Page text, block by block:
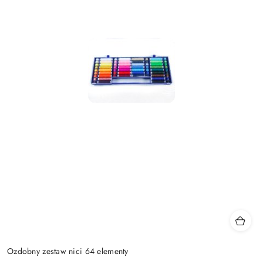
Ozdobny zestaw nici 64 elementy